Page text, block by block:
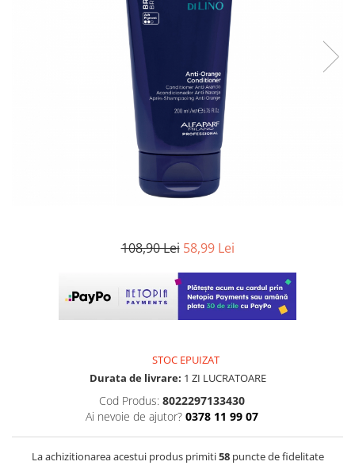
108,90 Lei 58,99 Lei
STOC EPUIZAT
Durata de livrare: 1 ZI LUCRATOARE
Cod Produs: 8022297133430
Ai nevoie de ajutor? 0378 11 99 07
La achizitionarea acestui produs primiti58puncte de fidelitate